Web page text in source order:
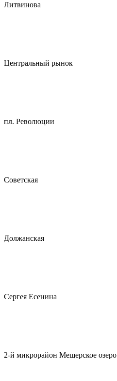
Литвинова
Центральный рынок
пл. Революции
Советская
Должанская
Сергея Есенина
2-й микрорайон Мещерское озеро